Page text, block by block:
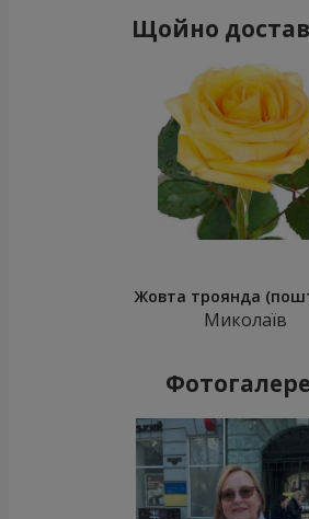
Щойно
Жовта троянда
Миколаїв